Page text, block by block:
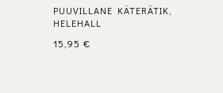
PUUVILLANE KÄTERÄTIK,
HELEHALL
15,95 €